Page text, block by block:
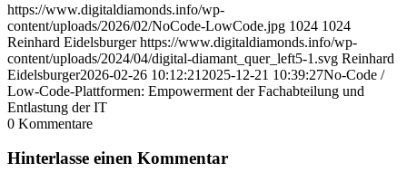
https://www.digitaldiamonds.info/wp-
content/uploads/2026/02/NoCode-LowCode.jpg 1024 1024
Reinhard Eidelsburger https://www.digitaldiamonds.info/wp-
content/uploads/2024/04/digital-diamant_quer_left5-1.svg Reinhard
Eidelsburger2026-02-26 10:12:21 2025-12-21 10:39:27No-Code /
Low-Code-Plattformen: Empowerment der Fachabteilung und
Entlastung der IT
0 Kommentare
Hinterlasse einen Kommentar